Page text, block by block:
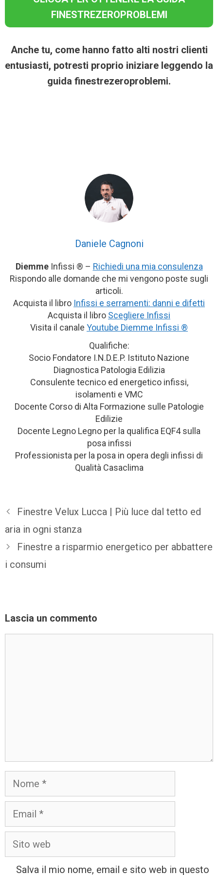
FINESTREZEROPROBLEMI
Anche tu, come hanno fatto alti nostri clienti
entusiasti, potresti proprio iniziare leggendo la
guida finestrezeroproblemi.
Daniele Cagnoni
Diemme Infissi ® – Richiedi una mia consulenza
Rispondo alle domande che mi vengono poste sugli
articoli.
Acquista il libro Infissi e serramenti: danni e difetti
Acquista il libro Scegliere Infissi
Visita il canale Youtube Diemme Infissi ®
Qualifiche:
Socio Fondatore I.N.D.E.P. Istituto Nazione
Diagnostica Patologia Edilizia
Consulente tecnico ed energetico infissi,
isolamenti e VMC
Docente Corso di Alta Formazione sulle Patologie
Edilizie
Docente Legno Legno per la qualifica EQF4 sulla
posa infissi
Professionista per la posa in opera degli infissi di
Qualità Casaclima
Finestre Velux Lucca | Più luce dal tetto ed
aria in ogni stanza
Finestre a risparmio energetico per abbattere
i consumi
Lascia un commento
Salva il mio nome, email e sito web in questo